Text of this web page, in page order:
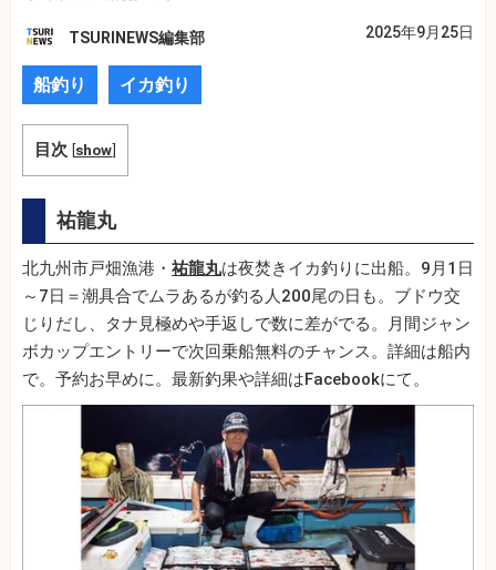
TSURINEWS編集部 2025年9月25日
船釣り イカ釣り
目次 [show]
祐龍丸
北九州市戸畑漁港・ 祐龍丸は夜焚きイカ釣りに出船。9月1日
～7日＝潮具合でムラあるが釣る人200尾の日も。ブドウ交
じりだし、タナ見極めや手返しで数に差がでる。月間ジャン
ボカップエントリーで次回乗船無料のチャンス。詳細は船内
で。予約お早めに。最新釣果や詳細はFacebookにて。